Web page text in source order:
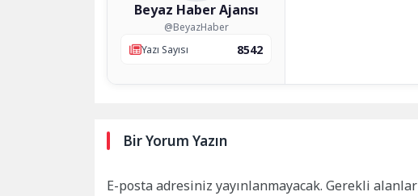
Beyaz Haber Ajansı
@BeyazHaber
Yazı Sayısı
8542
Bir Yorum Yazın
E-posta adresiniz yayınlanmayacak. Gerekli alanlar